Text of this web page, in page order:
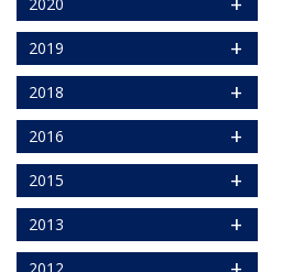
2019 +
2018 +
2016 +
2015 +
2013 +